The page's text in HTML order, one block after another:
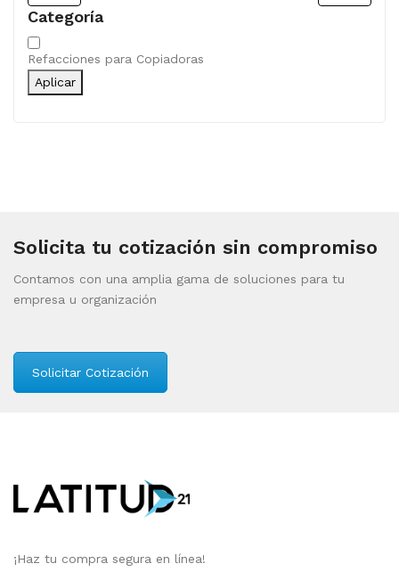
Categoría
Categoría
Refacciones para Copiadoras
Aplicar
Solicita tu cotización sin compromiso
Contamos con una amplia gama de soluciones para tu
empresa u organización
Solicitar Cotización
¡Haz tu compra segura en línea!